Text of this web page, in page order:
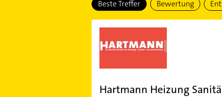
Beste Treffer Bewertung
Hartmann Heizung